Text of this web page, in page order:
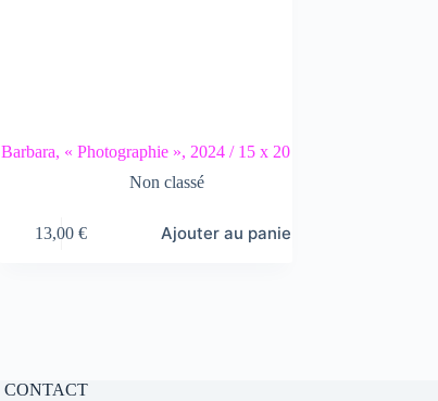
Barbara, « Photographie », 2024 / 15 x 20
Non classé
13,00€ Ajouter au panier
CONTACT